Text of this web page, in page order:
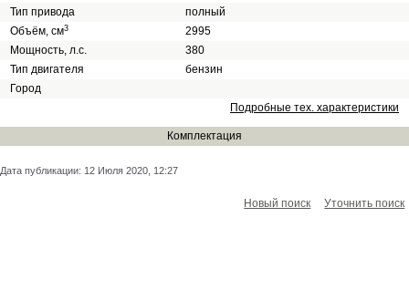
Тип привода
полный
Объём, см3
2995
Мощность, л.с.
380
Тип двигателя
бензин
Город
Подробные тех. характеристики
Комплектация
Дата публикации: 12 Июля 2020, 12:27
Новый поиск Уточнить поиск